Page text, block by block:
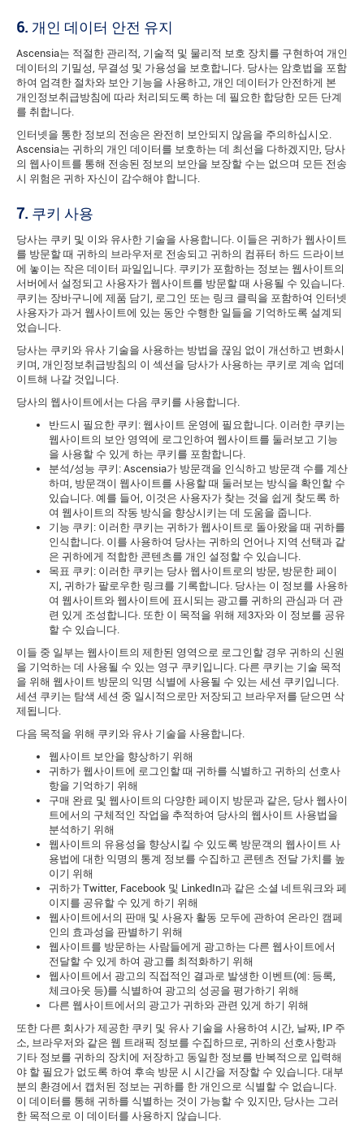
6. 개인 데이터 안전 유지
Ascensia는 적절한 관리적, 기술적 및 물리적 보호 장치를 구현하여 개인
데이터의 기밀성, 무결성 및 가용성을 보호합니다. 당사는 암호법을 포함
하여 엄격한 절차와 보안 기능을 사용하고, 개인 데이터가 안전하게 본
개인정보취급방침에 따라 처리되도록 하는 데 필요한 합당한 모든 단계
를 취합니다.
인터넷을 통한 정보의 전송은 완전히 보안되지 않음을 주의하십시오.
Ascensia는 귀하의 개인 데이터를 보호하는 데 최선을 다하겠지만, 당사
의 웹사이트를 통해 전송된 정보의 보안을 보장할 수는 없으며 모든 전송
시 위험은 귀하 자신이 감수해야 합니다.
7. 쿠키 사용
당사는 쿠키 및 이와 유사한 기술을 사용합니다. 이들은 귀하가 웹사이트
를 방문할 때 귀하의 브라우저로 전송되고 귀하의 컴퓨터 하드 드라이브
에 놓이는 작은 데이터 파일입니다. 쿠키가 포함하는 정보는 웹사이트의
서버에서 설정되고 사용자가 웹사이트를 방문할 때 사용될 수 있습니다.
쿠키는 장바구니에 제품 담기, 로그인 또는 링크 클릭을 포함하여 인터넷
사용자가 과거 웹사이트에 있는 동안 수행한 일들을 기억하도록 설계되
었습니다.
당사는 쿠키와 유사 기술을 사용하는 방법을 끊임 없이 개선하고 변화시
키며, 개인정보취급방침의 이 섹션을 당사가 사용하는 쿠키로 계속 업데
이트해 나갈 것입니다.
당사의 웹사이트에서는 다음 쿠키를 사용합니다.
반드시 필요한 쿠키: 웹사이트 운영에 필요합니다. 이러한 쿠키는
웹사이트의 보안 영역에 로그인하여 웹사이트를 둘러보고 기능
을 사용할 수 있게 하는 쿠키를 포함합니다.
분석/성능 쿠키: Ascensia가 방문객을 인식하고 방문객 수를 계산
하며, 방문객이 웹사이트를 사용할 때 둘러보는 방식을 확인할 수
있습니다. 예를 들어, 이것은 사용자가 찾는 것을 쉽게 찾도록 하
여 웹사이트의 작동 방식을 향상시키는 데 도움을 줍니다.
기능 쿠키: 이러한 쿠키는 귀하가 웹사이트로 돌아왔을 때 귀하를
인식합니다. 이를 사용하여 당사는 귀하의 언어나 지역 선택과 같
은 귀하에게 적합한 콘텐츠를 개인 설정할 수 있습니다.
목표 쿠키: 이러한 쿠키는 당사 웹사이트로의 방문, 방문한 페이
지, 귀하가 팔로우한 링크를 기록합니다. 당사는 이 정보를 사용하
여 웹사이트와 웹사이트에 표시되는 광고를 귀하의 관심과 더 관
련 있게 조성합니다. 또한 이 목적을 위해 제3자와 이 정보를 공유
할 수 있습니다.
이들 중 일부는 웹사이트의 제한된 영역으로 로그인할 경우 귀하의 신원
을 기억하는 데 사용될 수 있는 영구 쿠키입니다. 다른 쿠키는 기술 목적
을 위해 웹사이트 방문의 익명 식별에 사용될 수 있는 세션 쿠키입니다.
세션 쿠키는 탐색 세션 중 일시적으로만 저장되고 브라우저를 닫으면 삭
제됩니다.
다음 목적을 위해 쿠키와 유사 기술을 사용합니다.
웹사이트 보안을 향상하기 위해
귀하가 웹사이트에 로그인할 때 귀하를 식별하고 귀하의 선호사
항을 기억하기 위해
구매 완료 및 웹사이트의 다양한 페이지 방문과 같은, 당사 웹사이
트에서의 구체적인 작업을 추적하여 당사의 웹사이트 사용법을
분석하기 위해
웹사이트의 유용성을 향상시킬 수 있도록 방문객의 웹사이트 사
용법에 대한 익명의 통계 정보를 수집하고 콘텐츠 전달 가치를 높
이기 위해
귀하가 Twitter, Facebook 및 LinkedIn과 같은 소셜 네트워크와 페
이지를 공유할 수 있게 하기 위해
웹사이트에서의 판매 및 사용자 활동 모두에 관하여 온라인 캠페
인의 효과성을 판별하기 위해
웹사이트를 방문하는 사람들에게 광고하는 다른 웹사이트에서
전달할 수 있게 하여 광고를 최적화하기 위해
웹사이트에서 광고의 직접적인 결과로 발생한 이벤트(예: 등록,
체크아웃 등)를 식별하여 광고의 성공을 평가하기 위해
다른 웹사이트에서의 광고가 귀하와 관련 있게 하기 위해
또한 다른 회사가 제공한 쿠키 및 유사 기술을 사용하여 시간, 날짜, IP 주
소, 브라우저와 같은 웹 트래픽 정보를 수집하므로, 귀하의 선호사항과
기타 정보를 귀하의 장치에 저장하고 동일한 정보를 반복적으로 입력해
야 할 필요가 없도록 하여 후속 방문 시 시간을 저장할 수 있습니다. 대부
분의 환경에서 캡처된 정보는 귀하를 한 개인으로 식별할 수 없습니다.
이 데이터를 통해 귀하를 식별하는 것이 가능할 수 있지만, 당사는 그러
한 목적으로 이 데이터를 사용하지 않습니다.